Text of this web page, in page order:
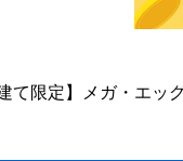
建て限定】メガ・エッ